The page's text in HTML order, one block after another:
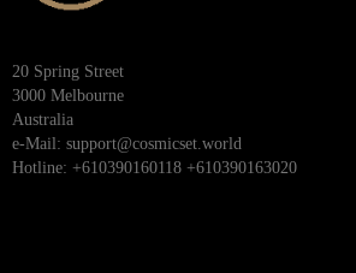
20 Spring Street
3000 Melbourne
Australia
e-Mail: support@cosmicset.world
Hotline: +610390160118 +610390163020